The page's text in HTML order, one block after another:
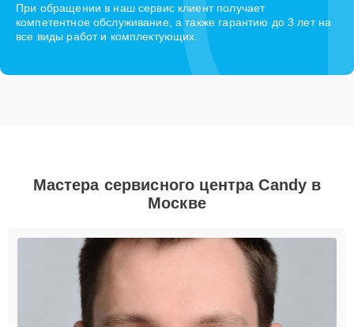
При обращении в наш сервис клиент получает
компетентное обслуживание, а также гарантию до 3 лет на
все виды работ и комплектующих.
Мастера сервисного центра Candy в
Москве